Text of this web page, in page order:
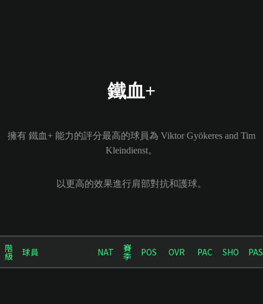
鐵血+
擁有 鐵血+ 能力的評分最高的球員為 Viktor Gyökeres and Tim
Kleindienst。
以更高的效果進行肩部對抗和護球。
階
級 球員 NAT 賽
季 POS OVR PAC SHO PAS